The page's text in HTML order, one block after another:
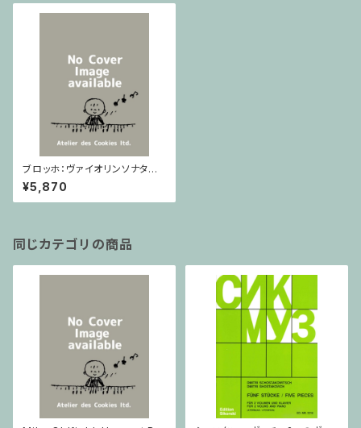
ブロッホ：ヴァイオリンソナタ
第１番 / ヴァイオリンとピアノ
¥5,870
同じカテゴリの商品